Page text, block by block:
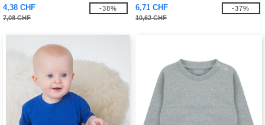
4,38 CHF
7,08 CHF
-38%
6,71 CHF
10,62 CHF
-37%